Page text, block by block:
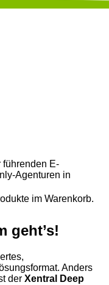
im Warenkorb.
geht’s!
Anders
der Xentral Deep